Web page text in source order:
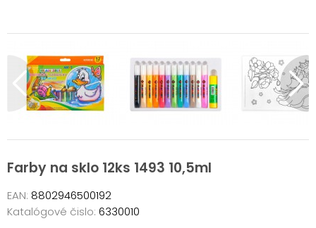
Farby na sklo 12ks 1493 10,5ml
EAN: 8802946500192
Katalógové čislo: 6330010